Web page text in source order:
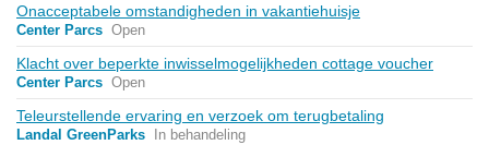
Onacceptabele omstandigheden in vakantiehuisje
Center Parcs Open
Klacht over beperkte inwisselmogelijkheden cottage voucher
Center Parcs Open
Teleurstellende ervaring en verzoek om terugbetaling
Landal GreenParks In behandeling